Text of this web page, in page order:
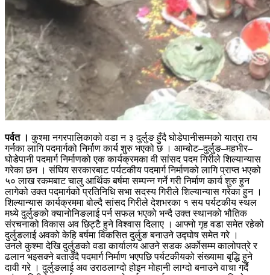
पर्वत । कुश्मा नगरपालिकाको वडा न ३ दुर्लुङ हुँदै घोडेपानीसम्मको यात्रा तय
गर्नका लागि पदमार्गको निर्माण कार्य शुरु भएको छ । आम्बोट–दुर्लुङ–महभीर–
घोडेपानी पदमार्ग निर्माणको एक कार्यक्रमका वी सांसद पदम गिरीले शिल्यान्यास
गरेका छन । संघिय सरकारबाट पर्यटकीय पदमार्ग निर्माणको लागि प्राप्त भएको
५० लाख रकमबाट चालु आर्थिक बर्षमा सम्पन्न गर्ने गरी निर्माण कार्य शुरु हुन
लागेको उक्त पदमार्गको प्रतिनिधि सभा सदस्य गिरीले शिल्यान्यास गरेका हुन ।
शिल्यान्यास कार्यक्रममा बोल्दै सांसद गिरीले देशभरका १ सय पर्यटकीय स्थल
मध्ये दुर्लुङको क्यानोनिङलाई पर्न सफल भएको भन्दै उक्त स्थानको भौतिक
संरचनाको विकास अव छिट्टै हुने विश्वास दिलाए । आफ्नो गृह वडा समेत रहेको
दुर्लुङलाई अवको केहि बर्षमा विकसित दुर्लुङ बनाउने उद्घोष समेत गरे ।
उनले कुश्मा देखि दुर्लुङको वडा कार्यालय आउने सडक अर्कोसम्म कालोपत्रे र
ढलान भइसक्ने बताउँदै पदमार्ग निर्माण भएपछि पर्यटकीयको संख्यामा बृद्धि हुने
दावी गरे । दुर्लुङलाई अव उराठलाग्दो होइन मोहानी लाग्दो बनाउने वाचा गर्दै